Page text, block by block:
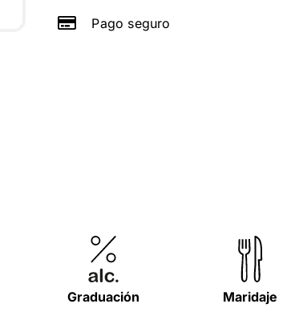
Pago seguro
Graduación
Maridaje